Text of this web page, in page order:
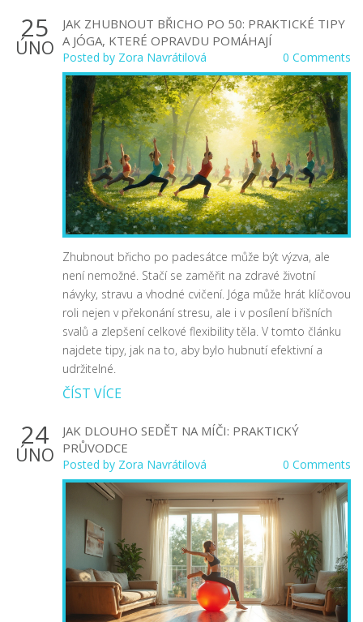
25
ÚNO
JAK ZHUBNOUT BŘICHO PO 50: PRAKTICKÉ TIPY
A JÓGA, KTERÉ OPRAVDU POMÁHAJÍ
Posted by Zora Navrátilová 0 Comments
Zhubnout břicho po padesátce může být výzva, ale
není nemožné. Stačí se zaměřit na zdravé životní
návyky, stravu a vhodné cvičení. Jóga může hrát klíčovou
roli nejen v překonání stresu, ale i v posílení břišních
svalů a zlepšení celkové flexibility těla. V tomto článku
najdete tipy, jak na to, aby bylo hubnutí efektivní a
udržitelné.
ČÍST VÍCE
24
ÚNO
JAK DLOUHO SEDĚT NA MÍČI: PRAKTICKÝ
PRŮVODCE
Posted by Zora Navrátilová 0 Comments